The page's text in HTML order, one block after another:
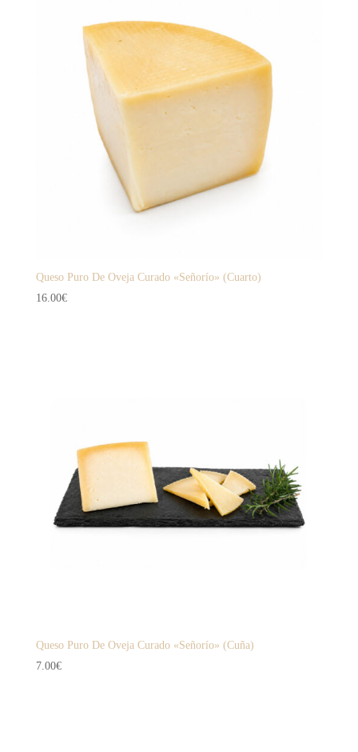
Queso Puro De Oveja Curado «Señorío» (Cuarto)
16.00€
Queso Puro De Oveja Curado «Señorío» (Cuña)
7.00€